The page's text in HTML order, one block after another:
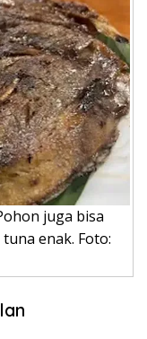
juga bisa
enak. Foto: